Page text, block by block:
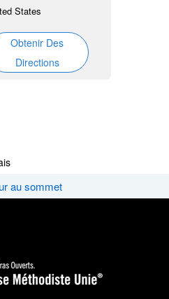
States
Obtenir Des
Directions
au sommet